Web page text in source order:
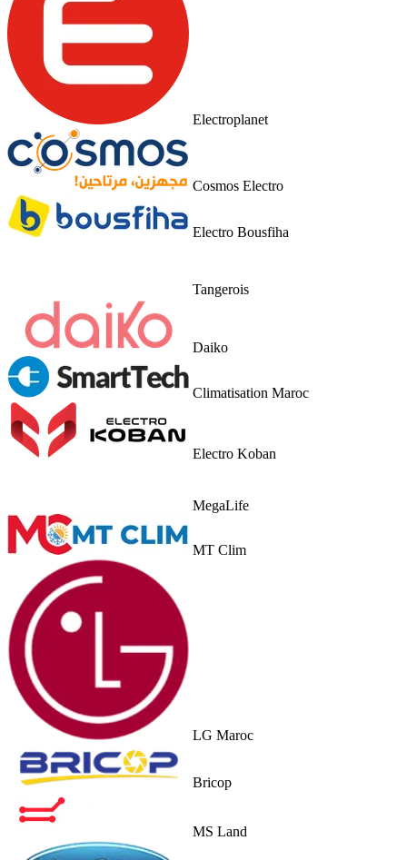
Electroplanet
Cosmos Electro
Electro Bousfiha
Tangerois
Daiko
Climatisation Maroc
Electro Koban
MegaLife
MT Clim
LG Maroc
Bricop
MS Land